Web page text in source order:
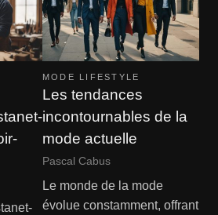
MODE LIFESTYLE
Les tendances
incontournables de la
mode actuelle
Pascal Cabus
Le monde de la mode
évolue constamment, offrant